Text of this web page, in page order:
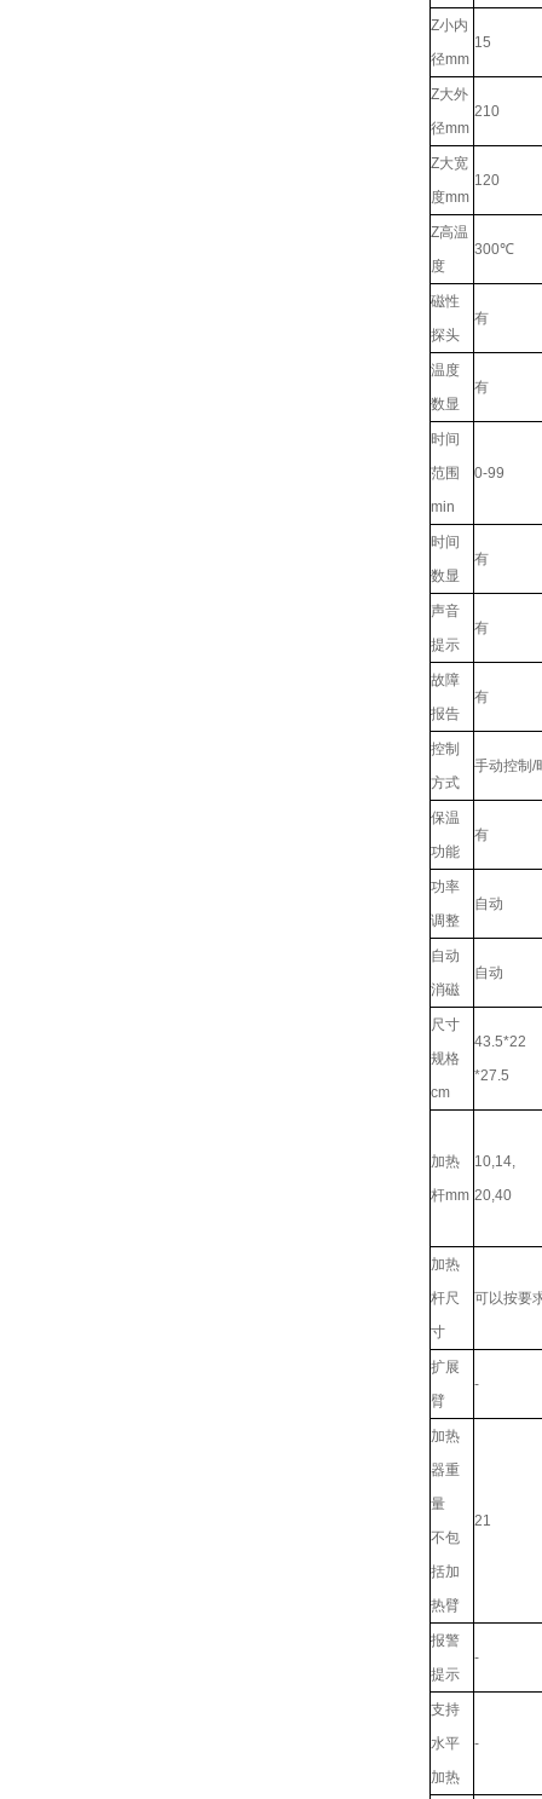
Z小内
径mm
15
Z大外
径mm
210
Z大宽
度mm
120
Z高温
度
300℃
磁性
探头
有
温度
数显
有
时间
范围
min
0-99
时间
数显
有
声音
提示
有
故障
报告
有
控制
方式
手动控制/
保温
功能
有
功率
调整
自动
自动
消磁
自动
尺寸
规格
cm
43.5*22
*27.5
加热
杆mm
10,14,
20,40
加热
杆尺
寸
可以按要
扩展
臂
-
加热
器重
量
不包
括加
热臂
21
报警
提示
-
支持
水平
加热
-